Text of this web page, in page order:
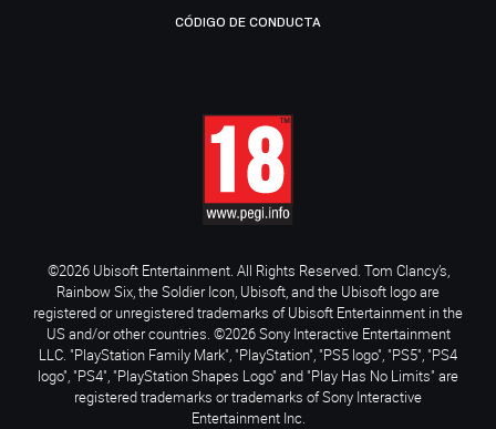
CÓDIGO DE CONDUCTA
©2026 Ubisoft Entertainment. All Rights Reserved. Tom Clancy’s,
Rainbow Six, the Soldier Icon, Ubisoft, and the Ubisoft logo are
registered or unregistered trademarks of Ubisoft Entertainment in the
US and/or other countries. ©2026 Sony Interactive Entertainment
LLC. "PlayStation Family Mark", "PlayStation", "PS5 logo", "PS5", "PS4
logo", "PS4", "PlayStation Shapes Logo" and "Play Has No Limits" are
registered trademarks or trademarks of Sony Interactive
Entertainment Inc.